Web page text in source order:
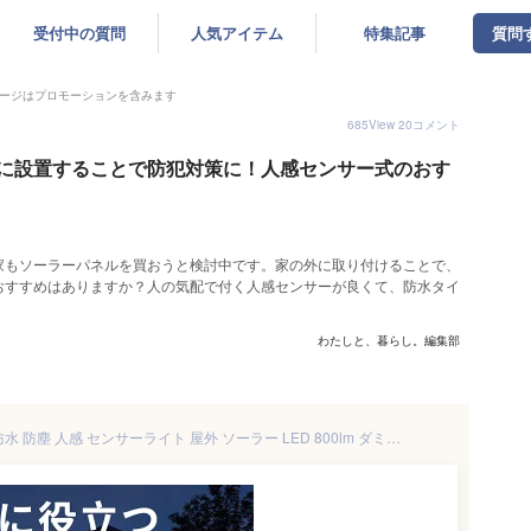
受付中の質問 人気アイテム 特集記事 質問
ジはプロモーションを含みます
685View 20コメント
設置することで防犯対策に！人感センサー式のおす
ソーラーパネルを買おうと検討中です。家の外に取り付けることで、
すめはありますか？人の気配で付く人感センサーが良くて、防水タイ
わたしと、暮らし。編集部